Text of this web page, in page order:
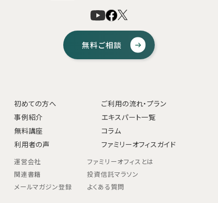
無料ご相談
初めての方へ
ご利用の流れ・プラン
事例紹介
エキスパート一覧
無料講座
コラム
利用者の声
ファミリーオフィスガイド
運営会社
ファミリーオフィスとは
関連書籍
投資信託マラソン
メールマガジン登録
よくある質問